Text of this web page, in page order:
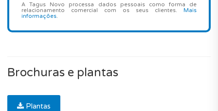
A Tagus Novo processa dados pessoais como forma de
relacionamento comercial com os seus clientes. Mais
informações
Brochuras e plantas
Plantas